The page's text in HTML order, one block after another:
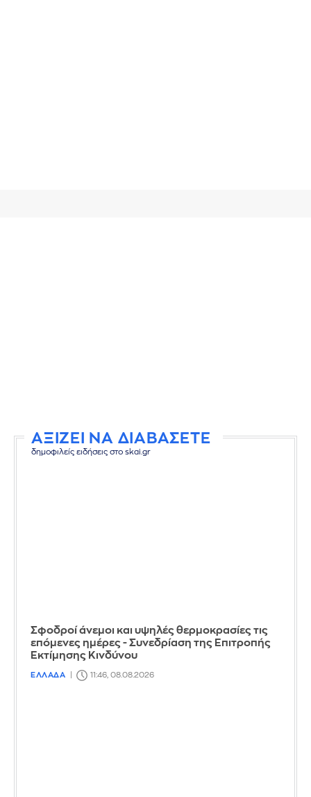
ΑΞΙΖΕΙ ΝΑ ΔΙΑΒΑΣΕΤΕ
δημοφιλείς ειδήσεις στο skai.gr
Σφοδροί άνεμοι και υψηλές θερμοκρασίες τις
επόμενες ημέρες - Συνεδρίαση της Επιτροπής
Εκτίμησης Κινδύνου
ΕΛΛΑΔΑ 11:46, 08.08.2026